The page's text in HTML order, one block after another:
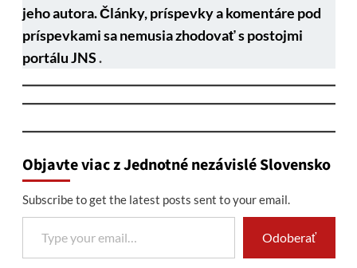
jeho autora. Články, príspevky a komentáre pod
príspevkami sa nemusia zhodovať s postojmi
portálu JNS.
Objavte viac z Jednotné nezávislé Slovensko
Subscribe to get the latest posts sent to your email.
Type your email…
Odoberať